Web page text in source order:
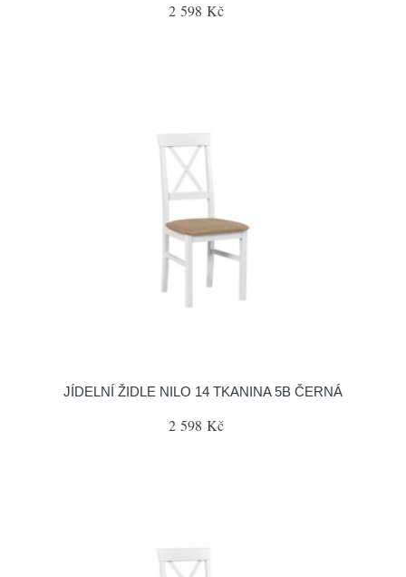
2 598 Kč
JÍDELNÍ ŽIDLE NILO 14 TKANINA 5B ČERNÁ
2 598 Kč